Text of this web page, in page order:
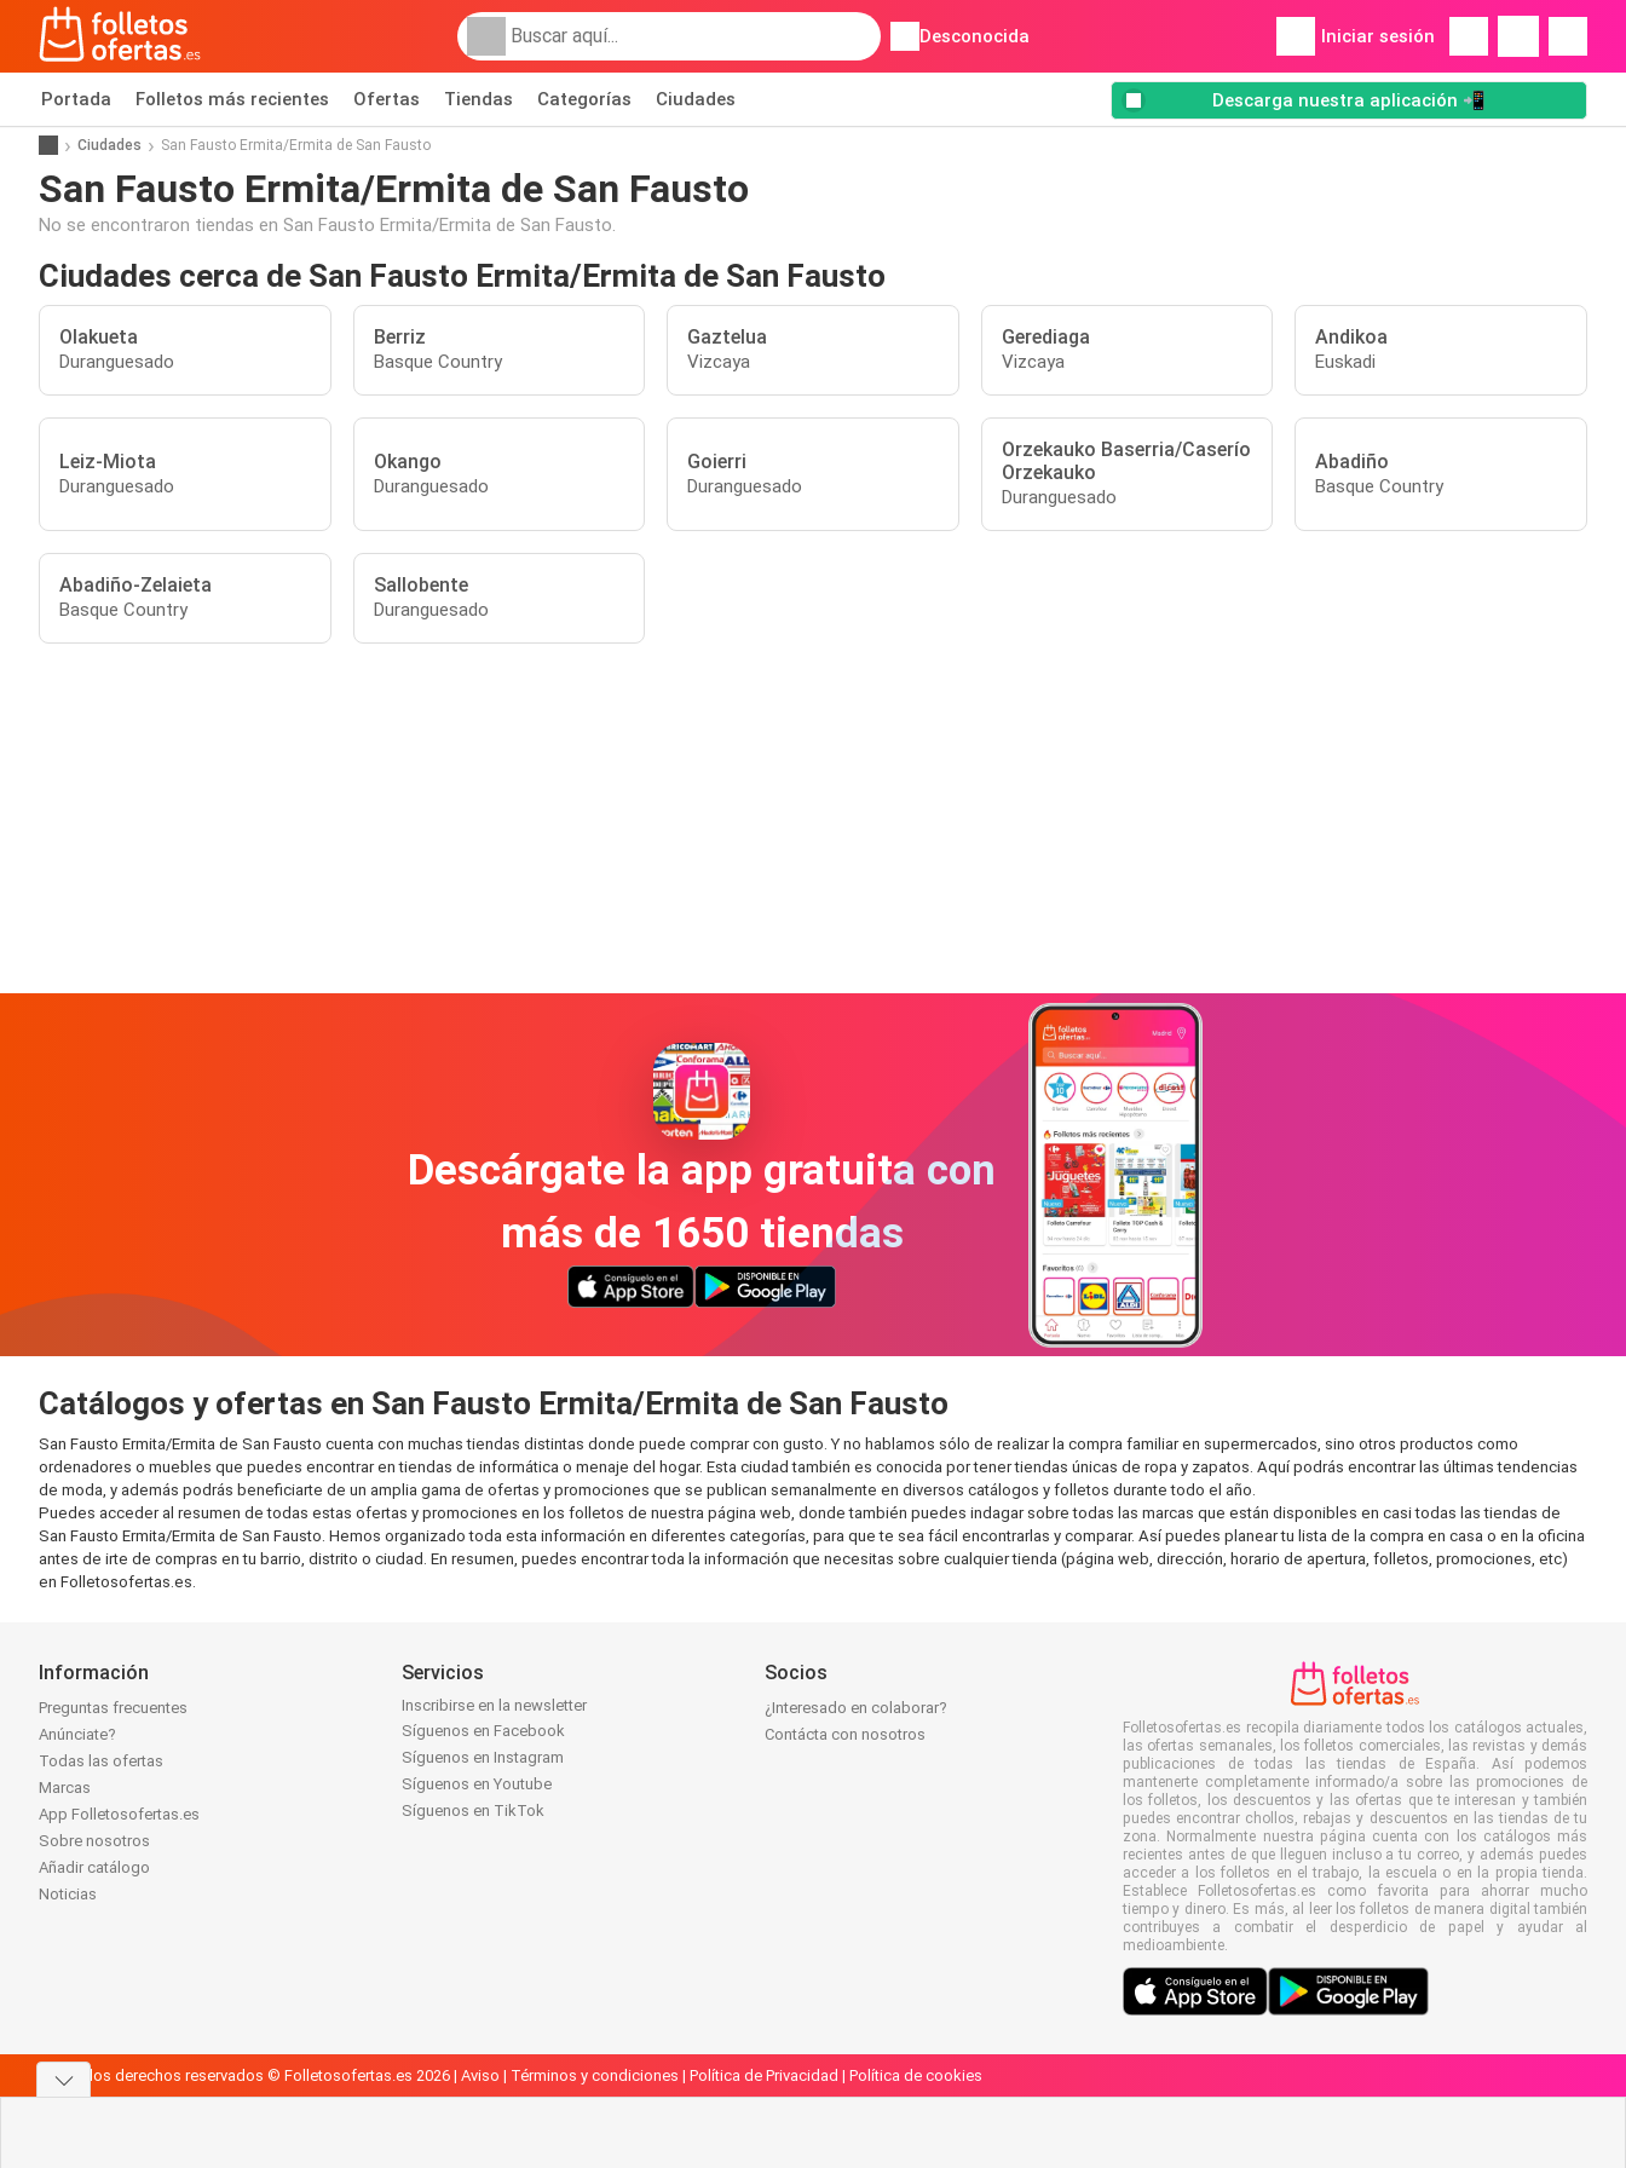
Desconocida Iniciar sesión
Portada Folletos más recientes Ofertas Tiendas Categorías Ciudades Descarga nuestra aplicación 📲
Ciudades San Fausto Ermita/Ermita de San Fausto
San Fausto Ermita/Ermita de San Fausto
No se encontraron tiendas en San Fausto Ermita/Ermita de San Fausto.
Ciudades cerca de San Fausto Ermita/Ermita de San Fausto
Olakueta
Duranguesado
Berriz
Basque Country
Gaztelua
Vizcaya
Gerediaga
Vizcaya
Andikoa
Euskadi
Leiz-Miota
Duranguesado
Okango
Duranguesado
Goierri
Duranguesado
Orzekauko Baserria/Caserío
Orzekauko
Duranguesado
Abadiño
Basque Country
Abadiño-Zelaieta
Basque Country
Sallobente
Duranguesado
Descárgate la app gratuita con
más de 1650 tiendas
Catálogos y ofertas en San Fausto Ermita/Ermita de San Fausto
San Fausto Ermita/Ermita de San Fausto cuenta con muchas tiendas distintas donde puede comprar con gusto. Y no hablamos sólo de realizar la compra familiar en supermercados, sino otros productos como
ordenadores o muebles que puedes encontrar en tiendas de informática o menaje del hogar. Esta ciudad también es conocida por tener tiendas únicas de ropa y zapatos. Aquí podrás encontrar las últimas tendencias
de moda, y además podrás beneficiarte de un amplia gama de ofertas y promociones que se publican semanalmente en diversos catálogos y folletos durante todo el año.
Puedes acceder al resumen de todas estas ofertas y promociones en los folletos de nuestra página web, donde también puedes indagar sobre todas las marcas que están disponibles en casi todas las tiendas de
San Fausto Ermita/Ermita de San Fausto. Hemos organizado toda esta información en diferentes categorías, para que te sea fácil encontrarlas y comparar. Así puedes planear tu lista de la compra en casa o en la oficina
antes de irte de compras en tu barrio, distrito o ciudad. En resumen, puedes encontrar toda la información que necesitas sobre cualquier tienda (página web, dirección, horario de apertura, folletos, promociones, etc)
en Folletosofertas.es.
Información
Preguntas frecuentes
Anúnciate?
Todas las ofertas
Marcas
App Folletosofertas.es
Sobre nosotros
Añadir catálogo
Noticias
Servicios
Inscribirse en la newsletter
Síguenos en Facebook
Síguenos en Instagram
Síguenos en Youtube
Síguenos en TikTok
Socios
¿Interesado en colaborar?
Contácta con nosotros
Folletosofertas.es recopila diariamente todos los catálogos actuales,
las ofertas semanales, los folletos comerciales, las revistas y demás
publicaciones de todas las tiendas de España. Así podemos
mantenerte completamente informado/a sobre las promociones de
los folletos, los descuentos y las ofertas que te interesan y también
puedes encontrar chollos, rebajas y descuentos en las tiendas de tu
zona. Normalmente nuestra página cuenta con los catálogos más
recientes antes de que lleguen incluso a tu correo, y además puedes
acceder a los folletos en el trabajo, la escuela o en la propia tienda.
Establece Folletosofertas.es como favorita para ahorrar mucho
tiempo y dinero. Es más, al leer los folletos de manera digital también
contribuyes a combatir el desperdicio de papel y ayudar al
medioambiente.
Todos los derechos reservados © Folletosofertas.es 2026 | Aviso | Términos y condiciones | Política de Privacidad | Política de cookies